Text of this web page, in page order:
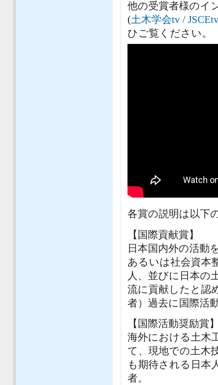
他の受賞者様のイ
(土木学会tv /
ひご覧ください。
各賞の説明は以下
【国際貢献賞】
日本国内外の活動
あるいは社会資本
人、並びに日本の
流に貢献したと認
者）過去に国際活
【国際活動奨励賞
海外における土木
て、現地での土木
も期待される日本
者。